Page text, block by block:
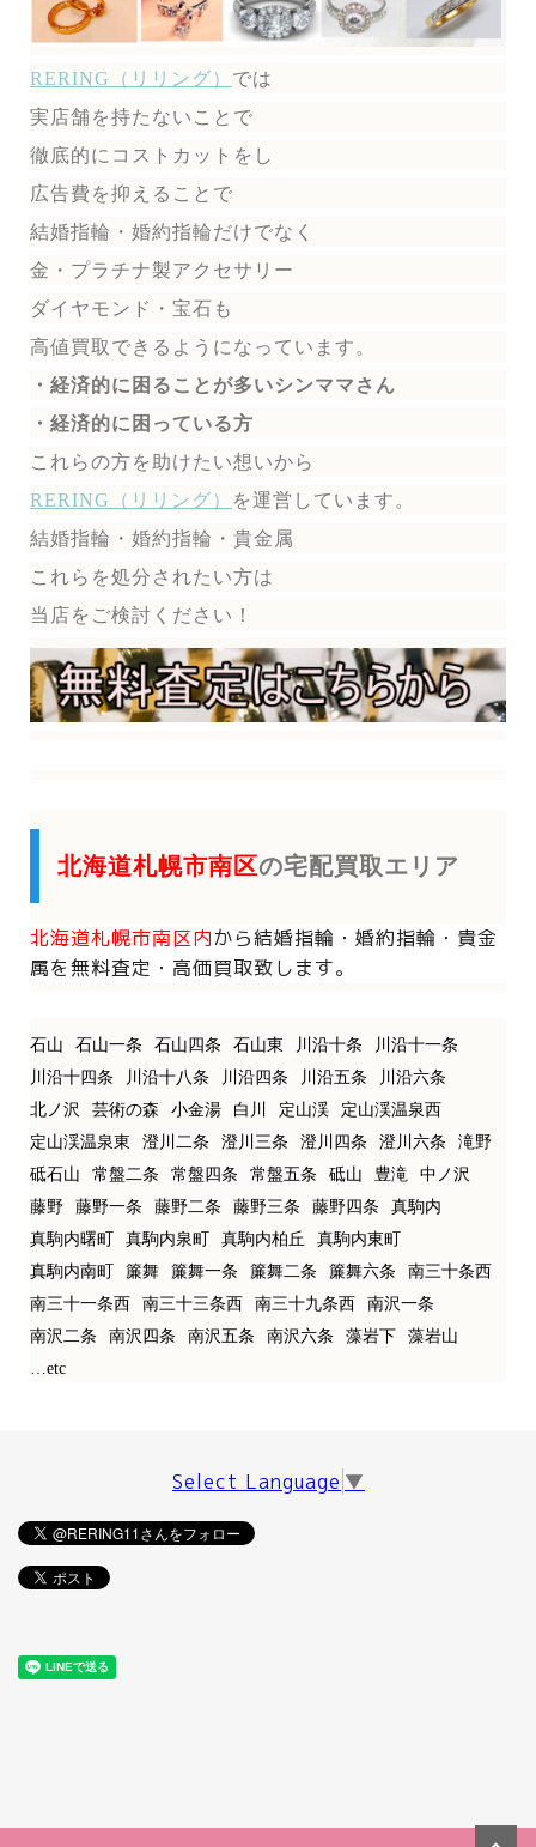
RERING（リリング） では
実店舗を持たないことで
徹底的にコストカットをし
広告費を抑えることで
結婚指輪・婚約指輪だけでなく
金・プラチナ製アクセサリー
ダイヤモンド・宝石も
高値買取できるようになっています。
・経済的に困ることが多いシンママさん
・経済的に困っている方
これらの方を助けたい想いから
RERING（リリング）
を運営しています。
結婚指輪・婚約指輪・貴金属
これらを処分されたい方は
当店をご検討ください！
北海道札幌市南区の宅配買取エリア
北海道札幌市南区内から結婚指輪・婚約指輪・貴金
属を無料査定・高価買取致します。
石山 石山一条 石山四条 石山東 川沿十条
川沿十一条
川沿十四条
川沿十八条 川沿四条 川沿五条
川沿六条
北ノ沢
芸術の森 小金湯 白川 定山渓
定山渓温泉西
定山渓温泉東
澄川二条 澄川三条 澄川四条 澄川六条
滝野
砥石山
常盤二条 常盤四条 常盤五条 砥山 豊滝
中ノ沢
藤野
藤野一条 藤野二条 藤野三条 藤野四条
真駒内
真駒内曙町
真駒内泉町 真駒内柏丘
真駒内東町
真駒内南町
簾舞 簾舞一条 簾舞二条 簾舞六条
南三十条西
南三十一条西
南三十三条西 南三十九条西
南沢一条
南沢二条
南沢四条 南沢五条 南沢六条 藻岩下
藻岩山
…etc
Select Language ▼